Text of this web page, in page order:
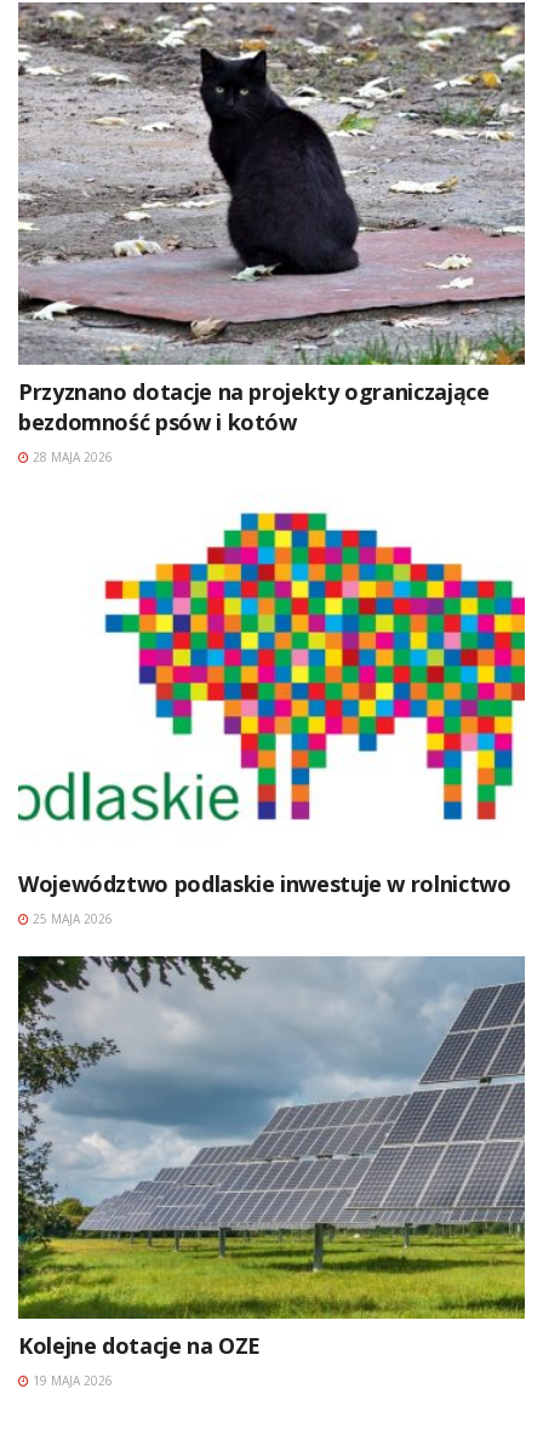
Przyznano dotacje na projekty ograniczające
bezdomność psów i kotów
28 MAJA 2026
Województwo podlaskie inwestuje w rolnictwo
25 MAJA 2026
Kolejne dotacje na OZE
19 MAJA 2026